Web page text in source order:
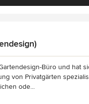
Büro und hat
von Privatgärten
ode...